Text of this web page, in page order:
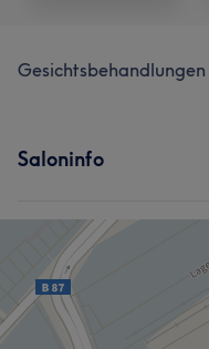
Gesichtsbehandlungen
Saloninfo